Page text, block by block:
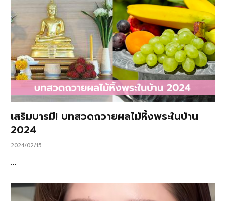
เสริมบารมี! บทสวดถวายผลไม้หิ้งพระในบ้าน
2024
2024/02/15
…